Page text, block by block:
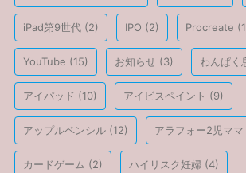
iPad第9世代 (2) IPO (2) Procreate
YouTube (15) お知らせ (3) わんぱく
アイパッド (10) アイビスペイント (9)
アップルペンシル (12) アラフォー2児ママ
カードゲーム (2) ハイリスク妊婦 (4)